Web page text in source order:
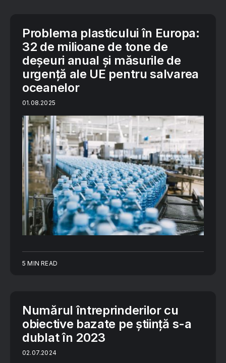
Problema plasticului în Europa:
32 de milioane de tone de
deșeuri anual și măsurile de
urgență ale UE pentru salvarea
oceanelor
01.08.2025
5 MIN READ
Numărul întreprinderilor cu
obiective bazate pe știință s-a
dublat în 2023
02.07.2024